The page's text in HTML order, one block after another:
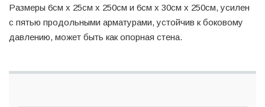
Размеры 6см х 25см х 250см и 6см х 30см х 250см, усилен
с пятью продольными арматурами, устойчив к боковому
давлению, может быть как опорная стена.